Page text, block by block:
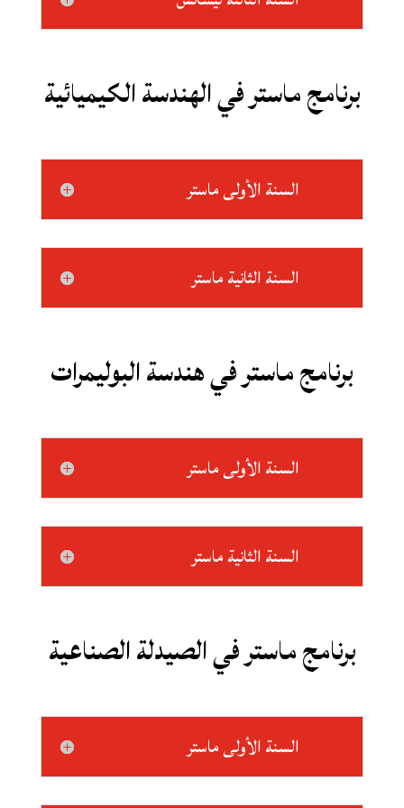
برنامج ماستر في الهندسة الكيميائية
السنة الأولى ماستر
السنة الثانية ماستر
برنامج ماستر في هندسة البوليمرات
السنة الأولى ماستر
السنة الثانية ماستر
برنامج ماستر في الصيدلة الصناعية
السنة الأولى ماستر